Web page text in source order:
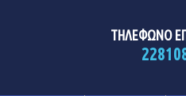
ΤΗΛΕΦΩΝΟ